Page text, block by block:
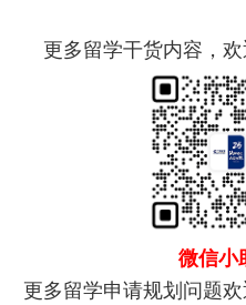
更多留学干货内容，
微信小
更多留学申请规划问题